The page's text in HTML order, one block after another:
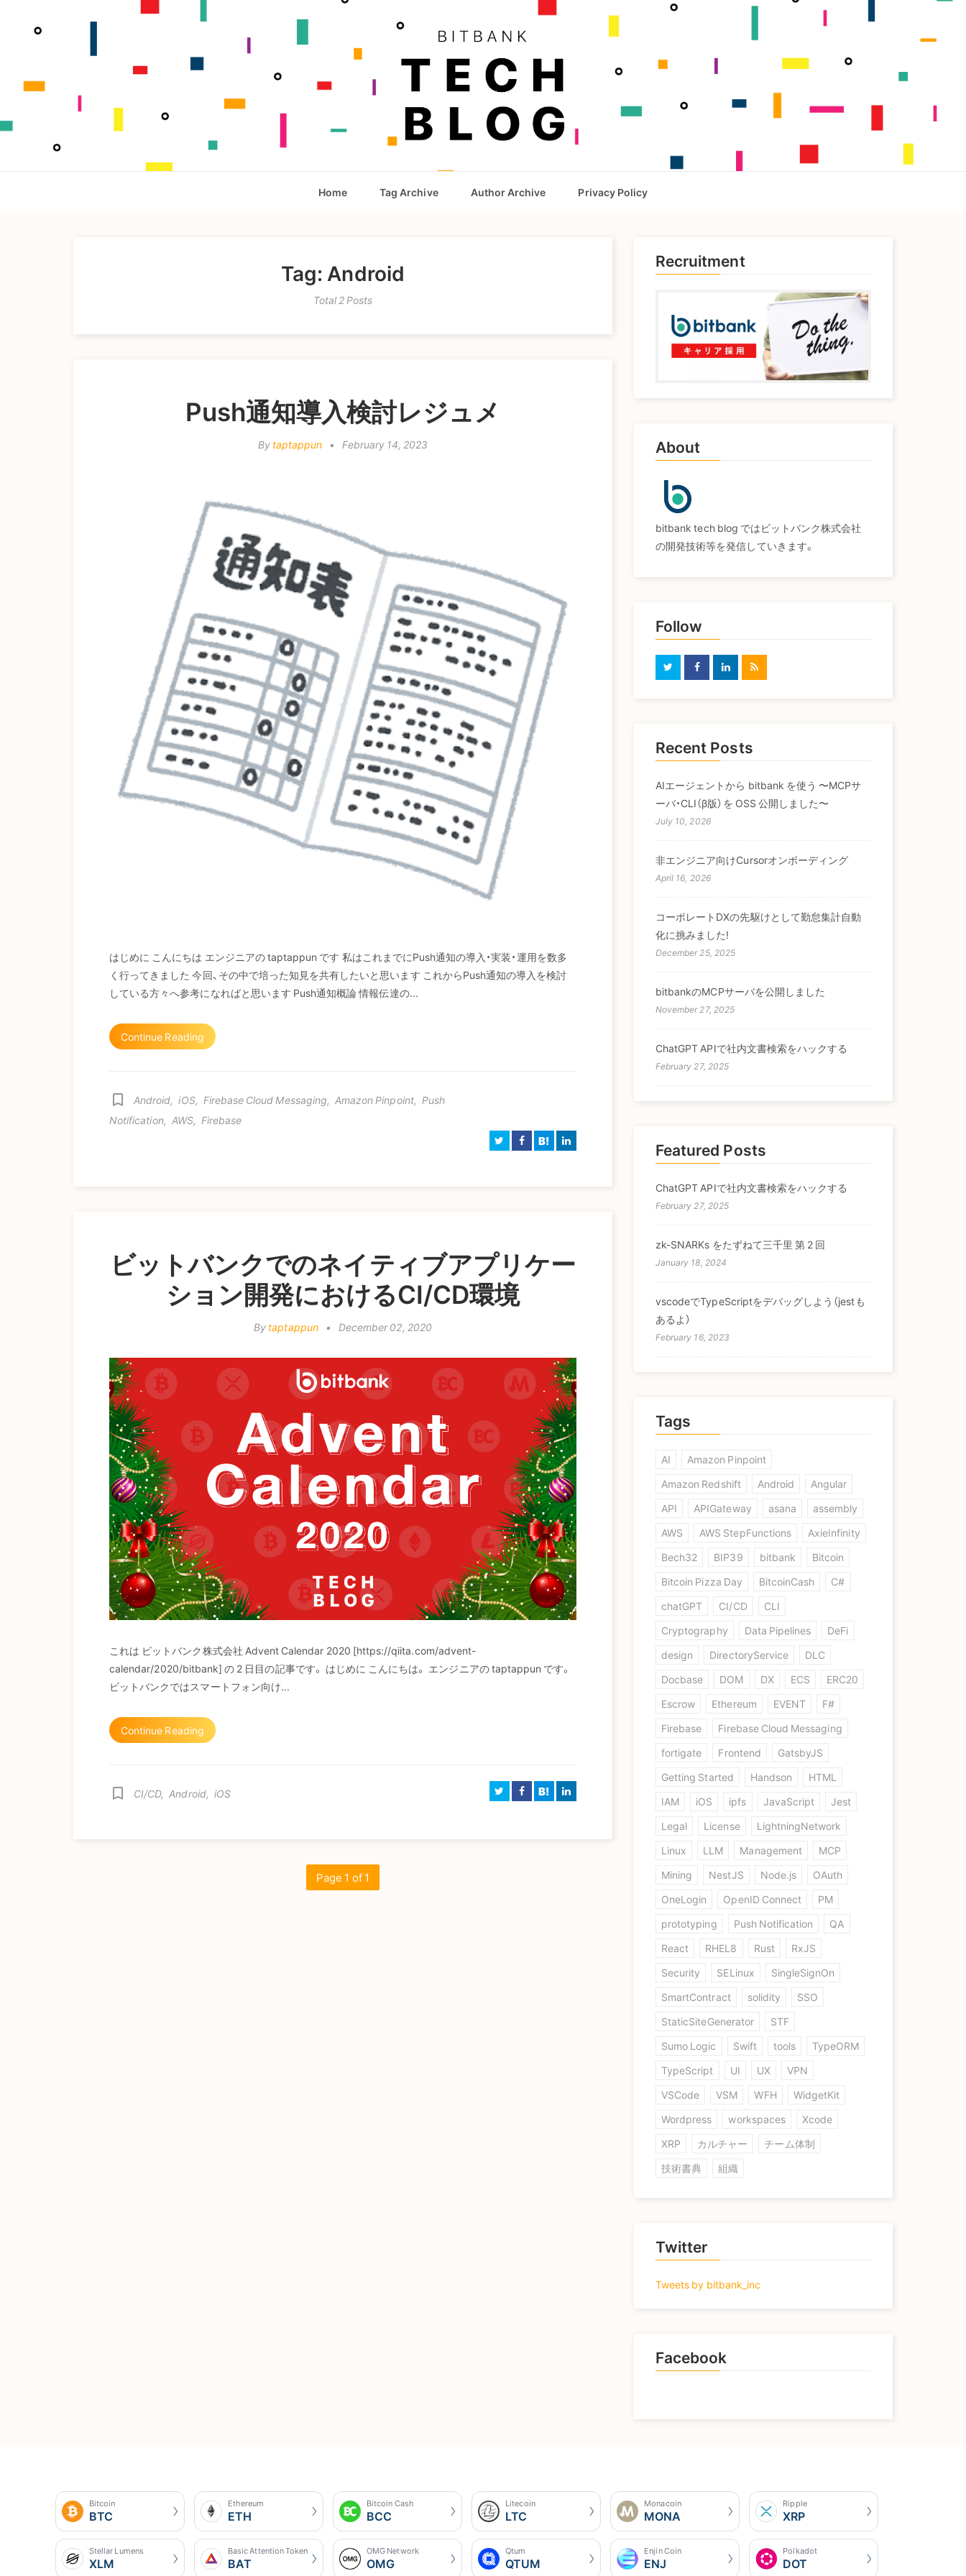
Home Tag Archive Author Archive Privacy Policy
Tag: Android
Total 2 Posts
Push通知導入検討レジュメ
By taptappun • February 14, 2023
はじめに こんにちは エンジニアの taptappun です 私はこれまでにPush通知の導入・実装・運用を数多
く行ってきました 今回、その中で培った知見を共有したいと思います これからPush通知の導入を検討
している方々へ参考になればと思います Push通知概論 情報伝達の...
Continue Reading
bookmark_border Android, iOS, Firebase Cloud Messaging, Amazon Pinpoint, Push
Notification, AWS, Firebase
B!
ビットバンクでのネイティブアプリケー
ション開発におけるCI/CD環境
By taptappun • December 02, 2020
これは ビットバンク株式会社 Advent Calendar 2020 [https://qiita.com/advent-
calendar/2020/bitbank] の 2 日目の記事です。 はじめに こんにちは。 エンジニアの taptappun です。
ビットバンクではスマートフォン向け...
Continue Reading
bookmark_border CI/CD, Android, iOS B!
Page 1 of 1
Recruitment
About
bitbank tech blog ではビットバンク株式会社
の開発技術等を発信していきます。
Follow
Recent Posts
AIエージェントから bitbank を使う 〜MCPサ
ーバ・CLI（β版）を OSS 公開しました〜
July 10, 2026
非エンジニア向けCursorオンボーディング
April 16, 2026
コーポレートDXの先駆けとして勤怠集計自動
化に挑みました!
December 25, 2025
bitbankのMCPサーバを公開しました
November 27, 2025
ChatGPT APIで社内文書検索をハックする
February 27, 2025
Featured Posts
ChatGPT APIで社内文書検索をハックする
February 27, 2025
zk-SNARKs をたずねて三千里 第 2 回
January 18, 2024
vscodeでTypeScriptをデバッグしよう（jestも
あるよ）
February 16, 2023
Tags
AI
Amazon Pinpoint
Amazon Redshift
Android
Angular
API
APIGateway asana
assembly
AWS
AWS StepFunctions
AxieInfinity
Bech32
BIP39 bitbank
Bitcoin
Bitcoin Pizza Day
BitcoinCash
C#
chatGPT
CI/CD
CLI
Cryptography
Data Pipelines
DeFi
design
DirectoryService
DLC
Docbase
DOM DX ECS
ERC20
Escrow
Ethereum EVENT
F#
Firebase
Firebase Cloud Messaging
fortigate
Frontend
GatsbyJS
Getting Started
Handson
HTML
IAM
iOS ipfs JavaScript
Jest
Legal
License
LightningNetwork
Linux
LLM Management
MCP
Mining
NestJS Node.js
OAuth
OneLogin
OpenID Connect
PM
prototyping
Push Notification
QA
React
RHEL8 Rust
RxJS
Security
SELinux
SingleSignOn
SmartContract
solidity
SSO
StaticSiteGenerator
STF
Sumo Logic
Swift tools
TypeORM
TypeScript
UI UX
VPN
VSCode
VSM WFH
WidgetKit
Wordpress
workspaces
Xcode
XRP
カルチャー
チーム体制
技術書典
組織
Twitter
Tweets by bitbank_inc
Facebook
Bitcoin
BTC
Ethereum
ETH
Bitcoin Cash
BCC
Litecoin
LTC
Monacoin
MONA
Ripple
XRP
Stellar Lumens
XLM
Basic Attention Token
BAT
OMG Network
OMG
Qtum
QTUM
Enjin Coin
ENJ
Polkadot
DOT